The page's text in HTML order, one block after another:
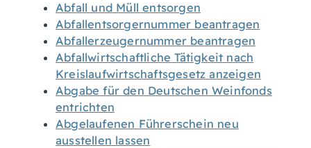
Abfall und Müll entsorgen
Abfallentsorgernummer beantragen
Abfallerzeugernummer beantragen
Abfallwirtschaftliche Tätigkeit nach
Kreislaufwirtschaftsgesetz anzeigen
Abgabe für den Deutschen Weinfonds
entrichten
Abgelaufenen Führerschein neu
ausstellen lassen